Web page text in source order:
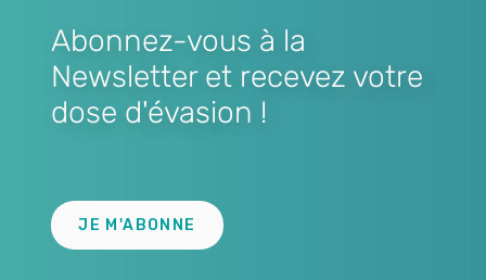
Abonnez-vous à la
Newsletter et recevez votre
dose d'évasion !
JE M'ABONNE